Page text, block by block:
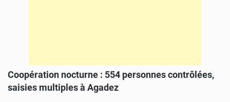
Coopération nocturne : 554 personnes contrôlées,
saisies multiples à Agadez